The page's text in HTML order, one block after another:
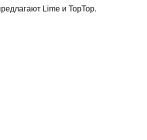
Lime и TopTop.